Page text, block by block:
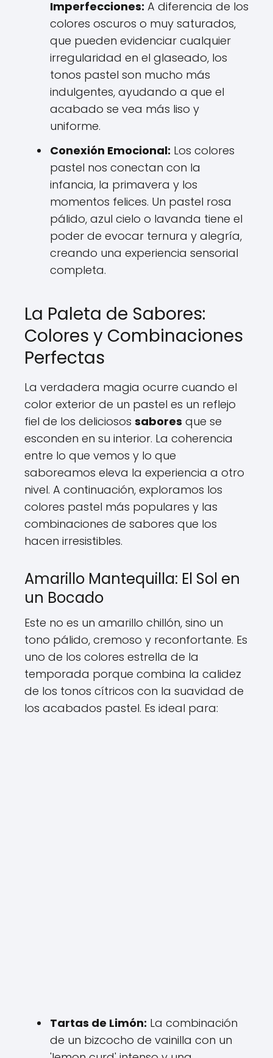
Imperfecciones: A diferencia de los
colores oscuros o muy saturados,
que pueden evidenciar cualquier
irregularidad en el glaseado, los
tonos pastel son mucho más
indulgentes, ayudando a que el
acabado se vea más liso y
uniforme.
Conexión Emocional: Los colores
pastel nos conectan con la
infancia, la primavera y los
momentos felices. Un pastel rosa
pálido, azul cielo o lavanda tiene el
poder de evocar ternura y alegría,
creando una experiencia sensorial
completa.
La Paleta de Sabores:
Colores y Combinaciones
Perfectas
La verdadera magia ocurre cuando el
color exterior de un pastel es un reflejo
fiel de los deliciosos sabores que se
esconden en su interior. La coherencia
entre lo que vemos y lo que
saboreamos eleva la experiencia a otro
nivel. A continuación, exploramos los
colores pastel más populares y las
combinaciones de sabores que los
hacen irresistibles.
Amarillo Mantequilla: El Sol en
un Bocado
Este no es un amarillo chillón, sino un
tono pálido, cremoso y reconfortante. Es
uno de los colores estrella de la
temporada porque combina la calidez
de los tonos cítricos con la suavidad de
los acabados pastel. Es ideal para:
Tartas de Limón: La combinación
de un bizcocho de vainilla con un